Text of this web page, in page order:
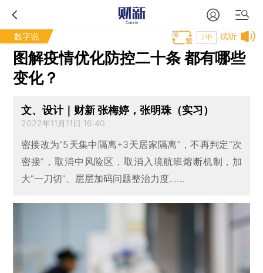
数字说 试听
T中
图解疫情优化防控二十条 都有哪些
变化？
文、设计｜财新 张梅婷，张明珠（实习）
2022年11月11日 16:40
密接改为“5天集中隔离+3天居家隔离”，不再判定“次
密接”，取消中风险区，取消入境航班熔断机制，加
大“一刀切”、层层加码问题整治力度……